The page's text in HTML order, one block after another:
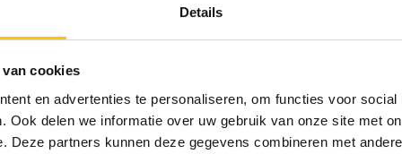
Details
cookies
en advertenties te personaliseren, om functies voor social
Ook delen we informatie over uw gebruik van onze site met
Deze partners kunnen deze gegevens combineren met
Breedte:
Diepte: